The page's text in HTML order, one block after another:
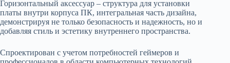
Горизонтальный аксессуар – структура для установки
платы внутри корпуса ПК, интегральная часть дизайна,
демонстрируя не только безопасность и надежность, но и
добавляя стиль и эстетику внутреннего пространства.
Спроектирован с учетом потребностей геймеров и